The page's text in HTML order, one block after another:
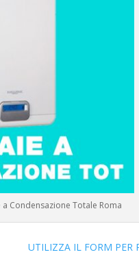
Condensazione Totale Roma
UTILIZZA IL FORM PER